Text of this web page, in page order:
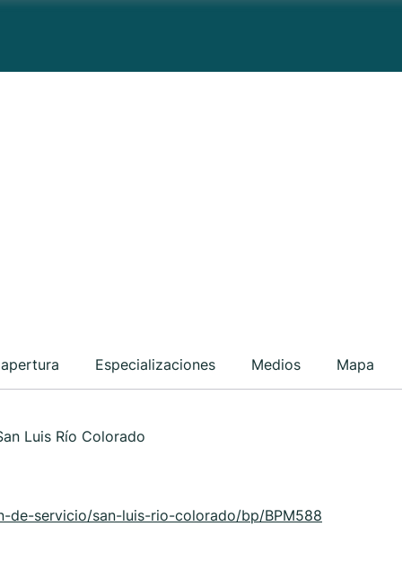
Especializaciones Medios Mapa
Luis Río Colorado
de-servicio/san-luis-rio-colorado/bp/BPM588